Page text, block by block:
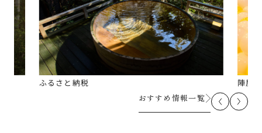
ふるさと納税
陣屋
おすすめ情報一覧